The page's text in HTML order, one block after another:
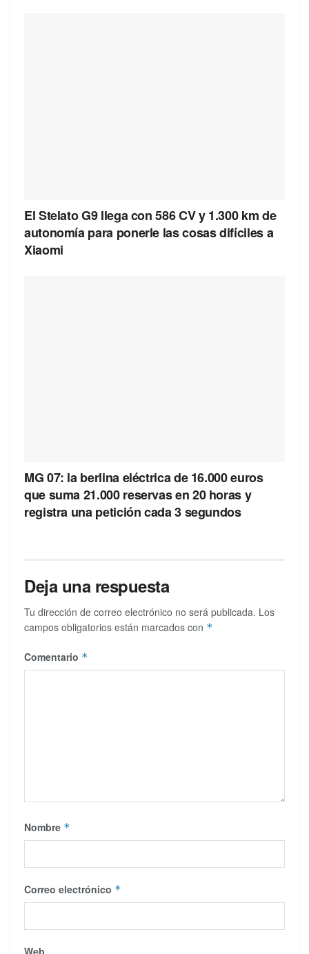
El Stelato G9 llega con 586 CV y 1.300 km de
autonomía para ponerle las cosas difíciles a
Xiaomi
MG 07: la berlina eléctrica de 16.000 euros
que suma 21.000 reservas en 20 horas y
registra una petición cada 3 segundos
Deja una respuesta
Tu dirección de correo electrónico no será publicada. Los
campos obligatorios están marcados con *
Comentario *
Nombre *
Correo electrónico *